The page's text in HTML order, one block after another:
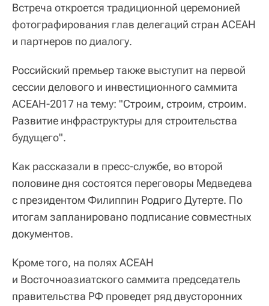
Встреча откроется традиционной церемонией
фотографирования глав делегаций стран АСЕАН
и партнеров по диалогу.
Российский премьер также выступит на первой
сессии делового и инвестиционного саммита
АСЕАН-2017 на тему: "Строим, строим, строим.
Развитие инфраструктуры для строительства
будущего".
Как рассказали в пресс-службе, во второй
половине дня состоятся переговоры Медведева
с президентом Филиппин Родриго Дутерте. По
итогам запланировано подписание совместных
документов.
Кроме того, на полях АСЕАН
и Восточноазиатского саммита председатель
правительства РФ проведет ряд двусторонних